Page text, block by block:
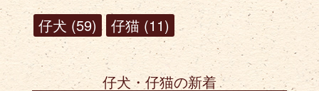
仔犬 (59) 仔猫 (11)
仔犬・仔猫の新着